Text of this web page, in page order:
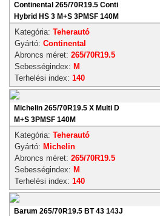
Continental 265/70R19.5 Conti
Hybrid HS 3 M+S 3PMSF 140M
Kategória: Teherautó
Gyártó: Continental
Abroncs méret: 265/70R19.5
Sebességindex: M
Terhelési index: 140
Michelin 265/70R19.5 X Multi D
M+S 3PMSF 140M
Kategória: Teherautó
Gyártó: Michelin
Abroncs méret: 265/70R19.5
Sebességindex: M
Terhelési index: 140
Barum 265/70R19.5 BT 43 143J